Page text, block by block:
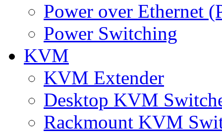
Power over Ethernet
Power Switching
KVM
KVM Extender
Desktop KVM
Rackmount KVM